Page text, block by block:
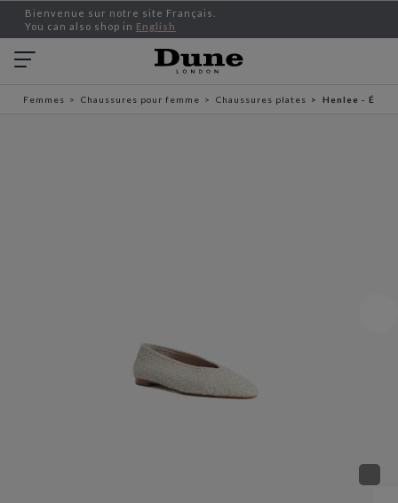
Bienvenue sur notre site Français.
You can also shop in English
Femmes Chaussures pour femme Chaussures plates Henlee - Écru